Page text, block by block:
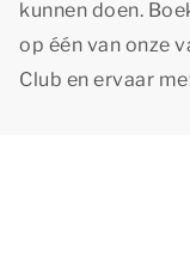
kunnen doen.
op één van onze
Club en ervaar